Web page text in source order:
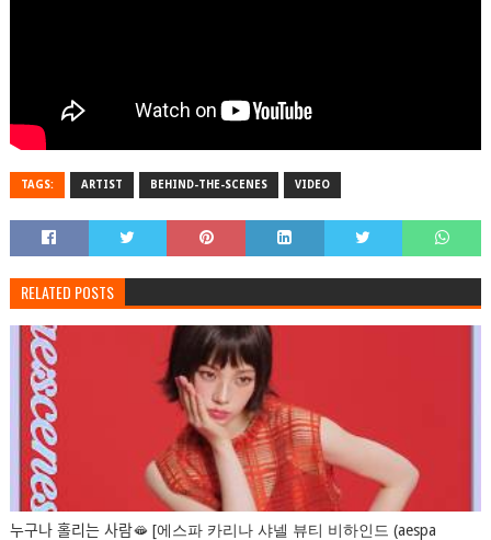
TAGS: ARTIST BEHIND-THE-SCENES VIDEO
RELATED POSTS
누구나 홀리는 사람🫦 [에스파 카리나 샤넬 뷰티 비하인드 (aespa